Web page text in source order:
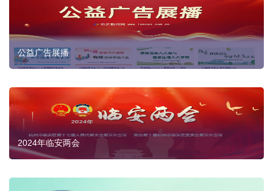
公益广告展播
2024年临安两会